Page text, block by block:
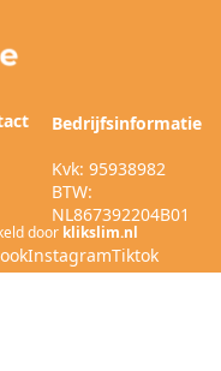
Bedrijfsinformatie
Kvk: 95938982
BTW:
NL867392204B01
door klikslim.nl
InstagramTiktok